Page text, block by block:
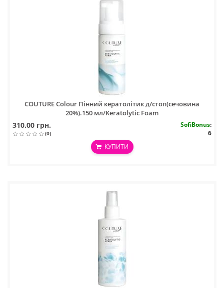
COUTURE Colour Пінний кератолітик д/стоп(сечовина
20%).150 мл/Keratolytic Foam
310.00 грн.
(0)
SofiBonus:
6
КУПИТИ